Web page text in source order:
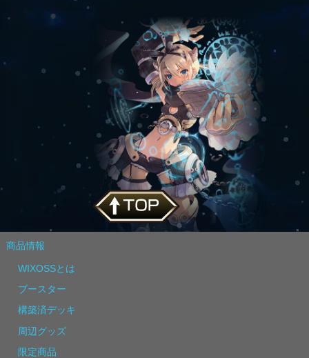
商品情報
WIXOSSとは
ブースター
構築済デッキ
周辺グッズ
限定商品